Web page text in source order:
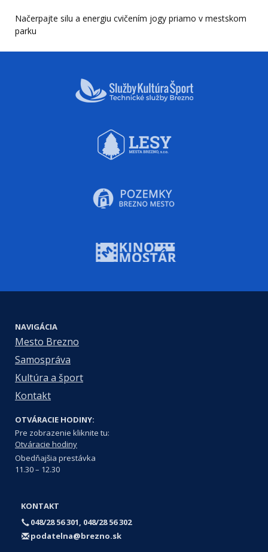
Načerpajte silu a energiu cvičením jogy priamo v mestskom
parku
NAVIGÁCIA
Mesto Brezno
Samospráva
Kultúra a šport
Kontakt
OTVÁRACIE HODINY:
Pre zobrazenie kliknite tu:
Otváracie hodiny
Obedňajšia prestávka
11.30 – 12.30
KONTAKT
048/28 56 301, 048/28 56 302
podatelna@brezno.sk